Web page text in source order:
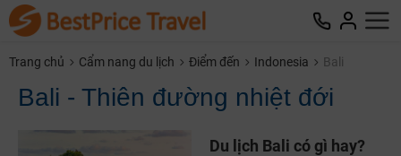
Trang chủ Cẩm nang du lịch Điểm đến Indonesia Bali
Bali - Thiên đường nhiệt đới
Du lịch Bali có gì hay?